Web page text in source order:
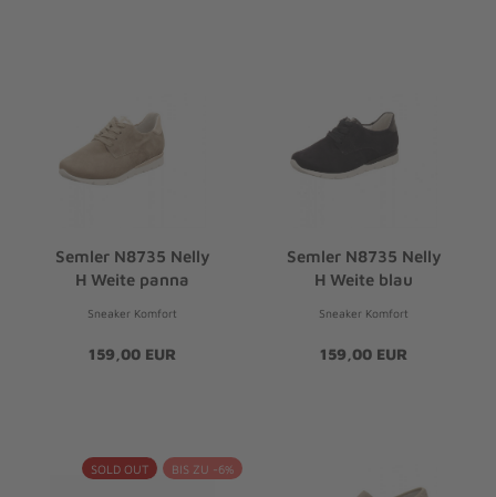
Semler N8735 Nelly
H Weite panna
Sneaker Komfort
159,00 EUR
Semler N8735 Nelly
H Weite blau
Sneaker Komfort
159,00 EUR
SOLD OUT BIS ZU -6%